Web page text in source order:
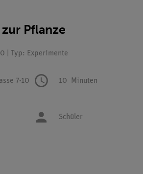
Pflanze
| Typ: Experimente
7-10 10 Minuten
Schüler